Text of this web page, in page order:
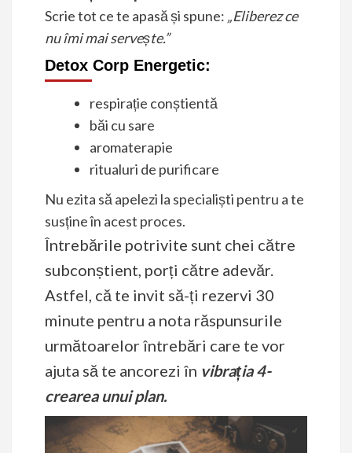
Scrie tot ce te apasă și spune: „Eliberez ce
nu îmi mai servește.”
Detox Corp Energetic:
respirație conștientă
băi cu sare
aromaterapie
ritualuri de purificare
Nu ezita să apelezi la specialiști pentru a te
susține în acest proces.
Întrebările potrivite sunt chei către
subconștient, porți către adevăr.
Astfel, că te invit să-ți rezervi 30
minute pentru a nota răspunsurile
următoarelor întrebări care te vor
ajuta să te ancorezi în vibrația 4-
crearea unui plan.